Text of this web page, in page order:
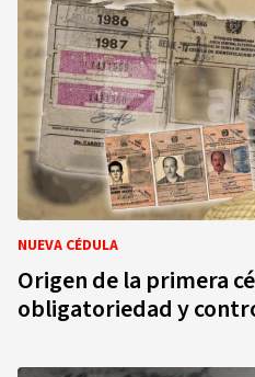
NUEVA CÉDULA
Origen de la primera
obligatoriedad y